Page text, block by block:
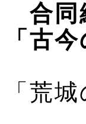
合
「古
筝
「荒